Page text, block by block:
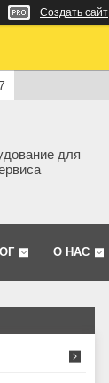
Создать сайт
для
О НАС